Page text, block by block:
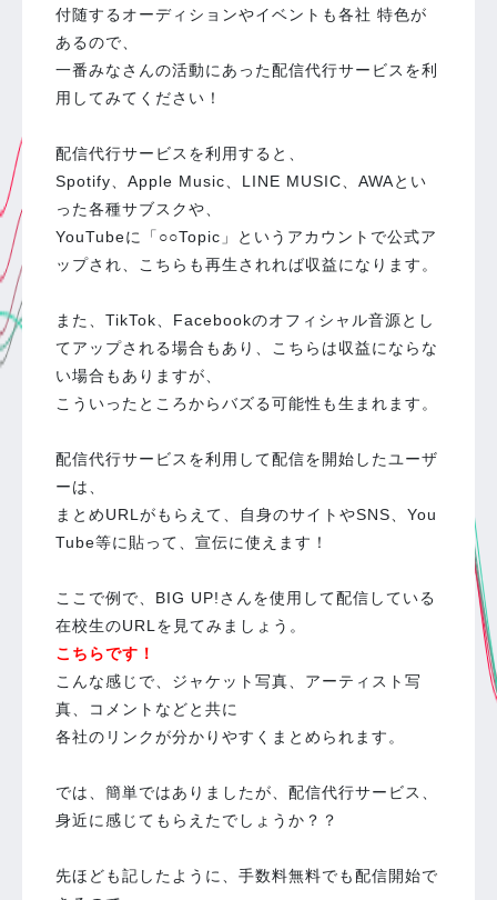
付随するオーディションやイベントも各社 特色が
あるので、
一番みなさんの活動にあった配信代行サービスを利
用してみてください！
配信代行サービスを利用すると、
Spotify、Apple Music、LINE MUSIC、AWAとい
った各種サブスクや、
YouTubeに「○○Topic」というアカウントで公式ア
ップされ、こちらも再生されれば収益になります。
また、TikTok、Facebookのオフィシャル音源とし
てアップされる場合もあり、こちらは収益にならな
い場合もありますが、
こういったところからバズる可能性も生まれます。
配信代行サービスを利用して配信を開始したユーザ
ーは、
まとめURLがもらえて、自身のサイトやSNS、You
Tube等に貼って、宣伝に使えます！
ここで例で、BIG UP!さんを使用して配信している
在校生のURLを見てみましょう。
こちらです！
こんな感じで、ジャケット写真、アーティスト写
真、コメントなどと共に
各社のリンクが分かりやすくまとめられます。
では、簡単ではありましたが、配信代行サービス、
身近に感じてもらえたでしょうか？？
先ほども記したように、手数料無料でも配信開始で